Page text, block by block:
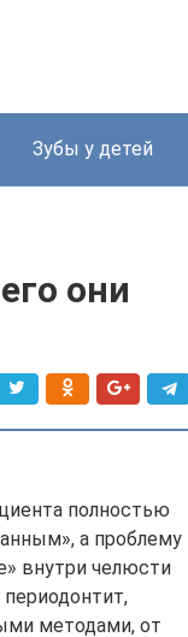
Зубы у детей
они
полностью
а проблему
внутри челюсти
методами, от